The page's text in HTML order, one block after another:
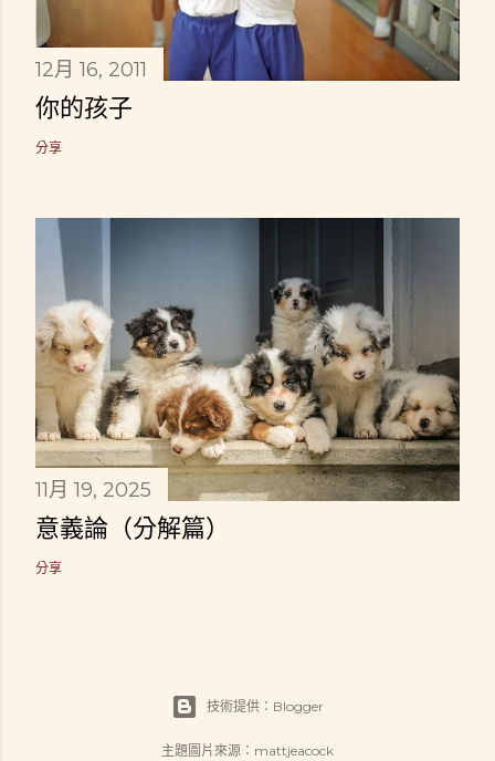
12月 16, 2011
你的孩子
分享
11月 19, 2025
意義論（分解篇）
分享
技術提供：Blogger
主題圖片來源： mattjeacock